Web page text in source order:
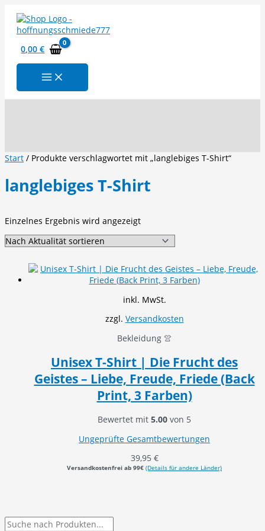
Inhalt
springen
0,00€
P
Start / Produkte verschlagwortet mit „langlebiges T-Shirt“
langlebiges T-Shirt
Einzelnes Ergebnis wird angezeigt
inkl. MwSt.
zzgl. Versandkosten
Bekleidung 👚
Unisex T-Shirt | Die Frucht des
Geistes – Liebe, Freude, Friede (Back
Print, 3 Farben)
Bewertet mit 5.00 von 5
Ungeprüfte Gesamtbewertungen
39,95 €
Versandkostenfrei ab 99€ (Details für andere Länder)